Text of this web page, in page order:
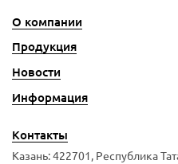
О компании
Продукция
Новости
Информация
Контакты
Казань: 422701, Республика